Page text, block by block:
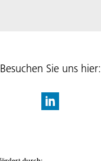
Besuchen Sie uns hier: